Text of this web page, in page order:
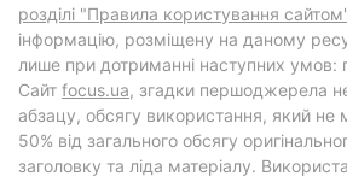
розділі "Правила користування
інформацію, розміщену на даному
лише при дотриманні наступних умов:
Cайт focus.ua, згадки першоджерела
абзацу, обсягу використання, який
50% від загального обсягу
заголовку та ліда матеріалу.